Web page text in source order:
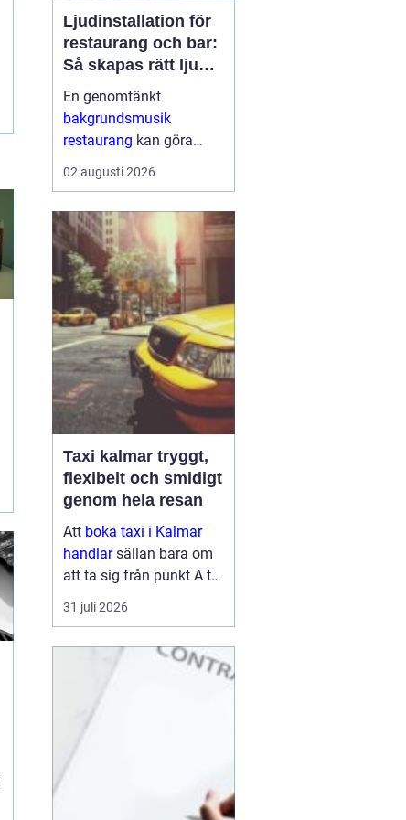
Ljudinstallation för
restaurang och bar:
Så skapas rätt ljud
för mat, dryck och
stämning
En genomtänkt
bakgrundsmusik
restaurang kan göra
skillnaden mellan en
lokal som gästerna
plats där de g&aum...
02 augusti 2026
Taxi kalmar tryggt,
flexibelt och smidigt
genom hela resan
Att boka taxi i Kalmar
handlarsällan bara om
att ta sig från punkt A till
punkt B. För många är
resan en viktig del av
semestern. En pålitlig
taxiresa kan betyda att
31 juli 2026